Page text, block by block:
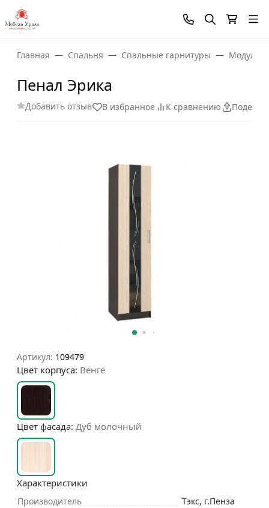
Главная Спальня Спальные гарнитуры
Пенал Эрика
Добавить отзыв В избранное К сравнению
Артикул: 109479
Цвет корпуса: Венге
Цвет фасада: Дуб молочный
Характеристики
Производитель
Тэкс, г.Пенза